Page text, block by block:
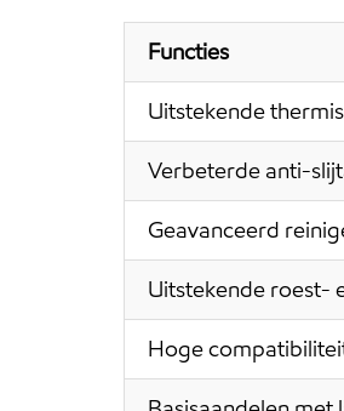
Functies
Uitstekende
Verbeterde anti-
Geavanceerd
Uitstekende roest-
Hoge